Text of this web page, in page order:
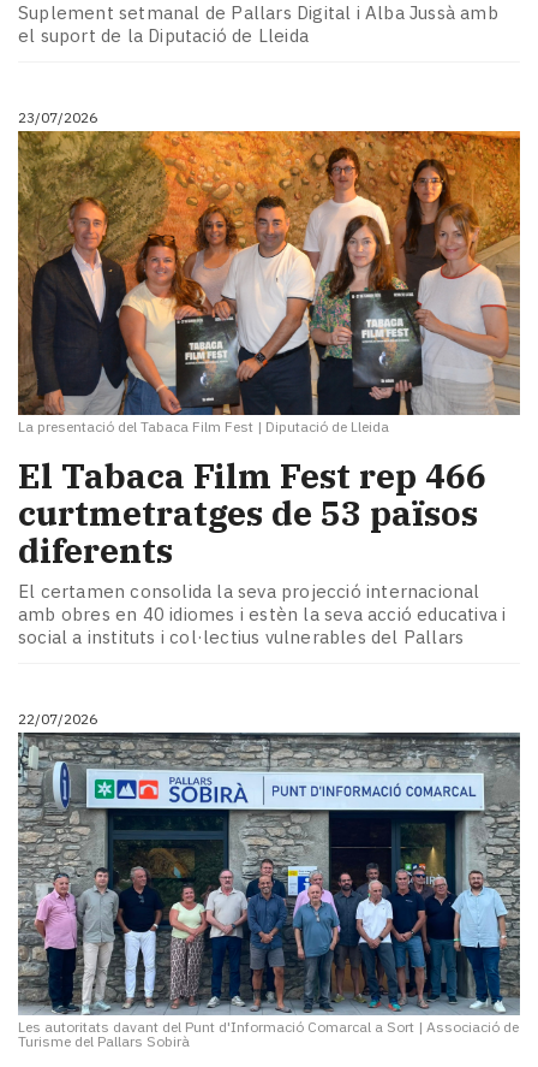
Suplement setmanal de Pallars Digital i Alba Jussà amb
el suport de la Diputació de Lleida
23/07/2026
La presentació del Tabaca Film Fest | Diputació de Lleida
El Tabaca Film Fest rep 466
curtmetratges de 53 països
diferents
El certamen consolida la seva projecció internacional
amb obres en 40 idiomes i estèn la seva acció educativa i
social a instituts i col·lectius vulnerables del Pallars
22/07/2026
Les autoritats davant del Punt d'Informació Comarcal a Sort | Associació de
Turisme del Pallars Sobirà